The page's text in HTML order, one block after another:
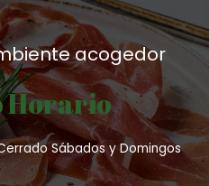
acogedor
Horario
Sábados y Domingos